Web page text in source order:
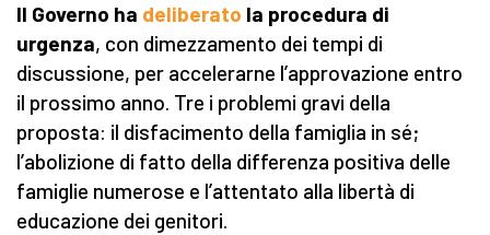
Il Governo ha deliberato la procedura di
urgenza, con dimezzamento dei tempi di
discussione, per accelerarne l’approvazione entro
il prossimo anno. Tre i problemi gravi della
proposta: il disfacimento della famiglia in sé;
l’abolizione di fatto della differenza positiva delle
famiglie numerose e l’attentato alla libertà di
educazione dei genitori.